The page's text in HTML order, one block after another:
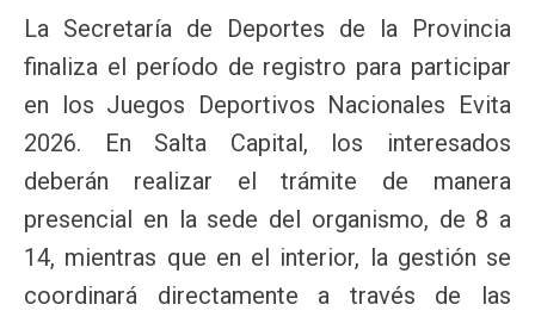
La Secretaría de Deportes de la Provincia
finaliza el período de registro para participar
en los Juegos Deportivos Nacionales Evita
2026. En Salta Capital, los interesados
deberán realizar el trámite de manera
presencial en la sede del organismo, de 8 a
14, mientras que en el interior, la gestión se
coordinará directamente a través de las